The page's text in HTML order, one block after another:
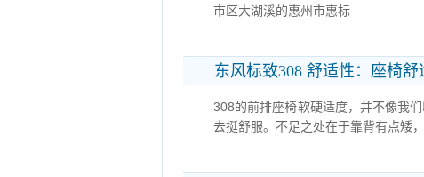
市区大湖溪的惠州市惠标
东风标致308 舒适性：座椅
308的前排座椅软硬适度，并不像我
去挺舒服。不足之处在于靠背有点矮